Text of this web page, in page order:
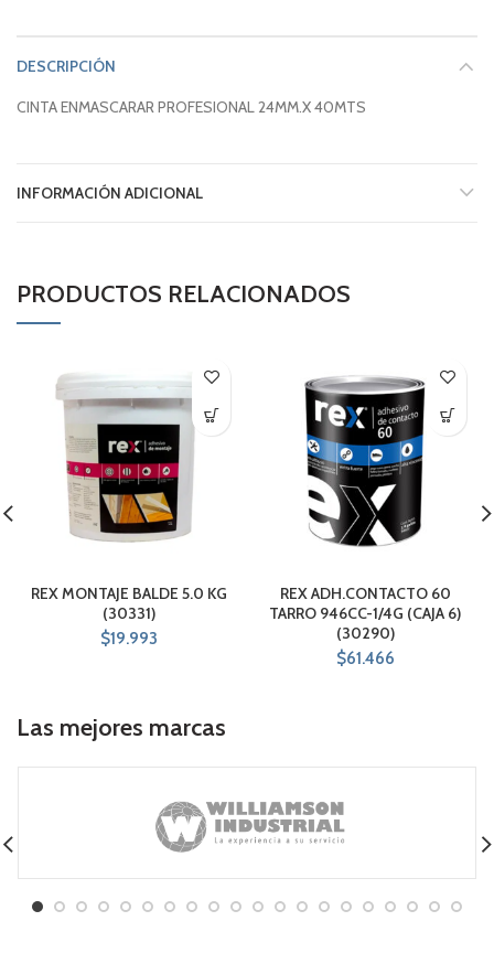
DESCRIPCIÓN
CINTA ENMASCARAR PROFESIONAL 24MM.X 40MTS
INFORMACIÓN ADICIONAL
PRODUCTOS RELACIONADOS
REX MONTAJE BALDE 5.0 KG
(30331)
$19.993
REX ADH.CONTACTO 60
TARRO 946CC-1/4G (CAJA 6)
(30290)
$61.466
Las mejores marcas